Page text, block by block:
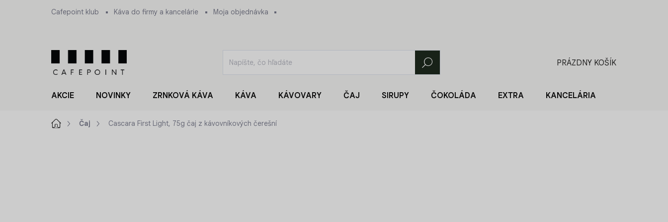
Cafepoint klub Káva do firmy a kancelárie Moja objednávka
Hľadať
NÁKUPNÝ
PRÁZDNY KOŠÍK
AKCIE NOVINKY ZRNKOVÁ KÁVA KÁVA KÁVOVARY ČAJ SIRUPY ČOKOLÁDA EXTRA KANCELÁRIA
DomovČaj Cascara First Light, 75g čaj z kávovníkových čerešní